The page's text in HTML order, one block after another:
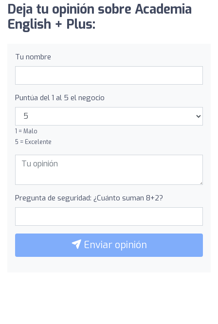
Deja tu opinión sobre Academia
English + Plus:
Tu nombre
Puntúa del 1 al 5 el negocio
1 = Malo
5 = Excelente
Pregunta de seguridad: ¿Cuánto suman 8+2?
Enviar opinión